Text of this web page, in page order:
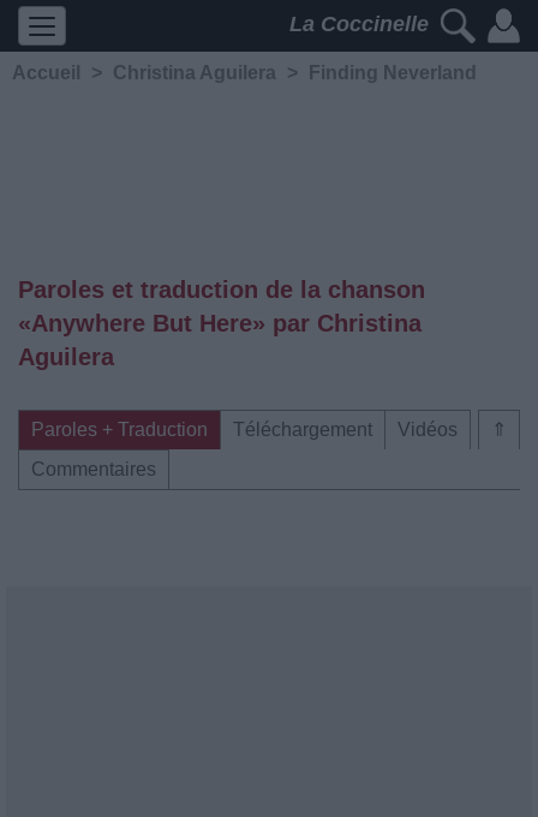
La Coccinelle
Accueil > Christina Aguilera > Finding Neverland
Paroles et traduction de la chanson
«Anywhere But Here» par Christina
Aguilera
⇑
Paroles + Traduction Téléchargement
Vidéos
Commentaires